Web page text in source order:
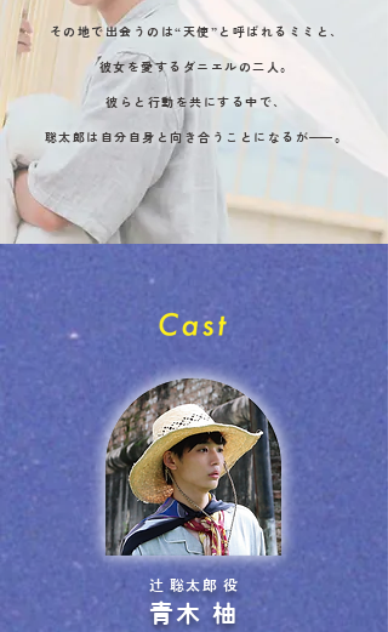
その地で出会うのは“天使”と呼ばれるミミと、
彼女を愛するダニエルの二人。
彼らと行動を共にする中で、
聡太郎は自分自身と向き合うことになるが——。
辻 聡太郎 役
青木 柚